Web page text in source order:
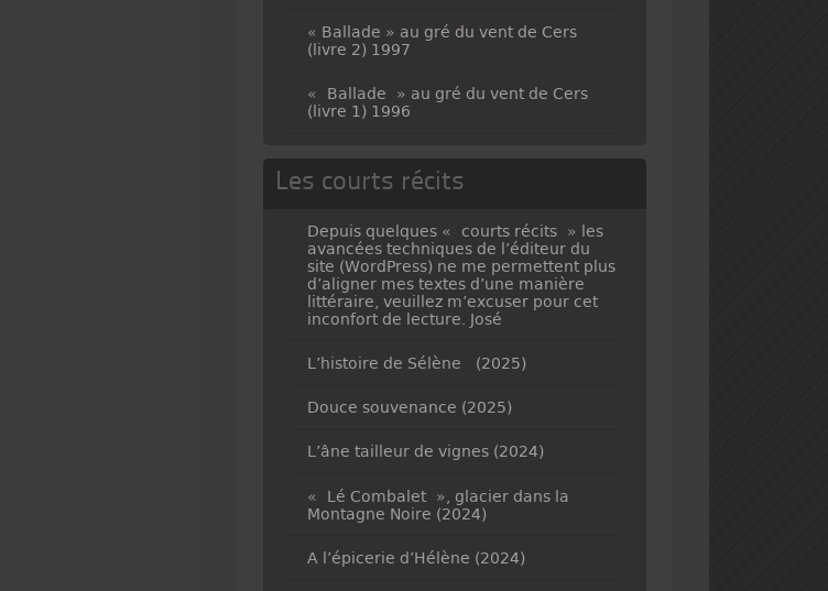
« Ballade » au gré du vent de Cers
(livre 2) 1997
« Ballade » au gré du vent de Cers
(livre 1) 1996
Les courts récits
Depuis quelques « courts récits » les
avancées techniques de l’éditeur du
site (WordPress) ne me permettent plus
d’aligner mes textes d’une manière
littéraire, veuillez m’excuser pour cet
inconfort de lecture. José
L’histoire de Sélène (2025)
Douce souvenance (2025)
L’âne tailleur de vignes (2024)
« Lé Combalet », glacier dans la
Montagne Noire (2024)
A l’épicerie d’Hélène (2024)